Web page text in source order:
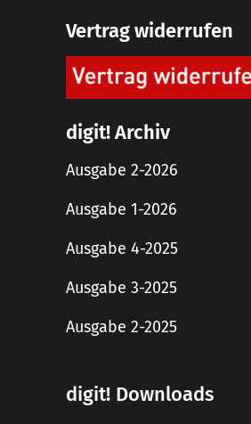
Vertrag widerrufen
digit! Archiv
Ausgabe 2-2026
Ausgabe 1-2026
Ausgabe 4-2025
Ausgabe 3-2025
Ausgabe 2-2025
digit! Downloads